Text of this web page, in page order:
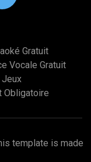
Gratuit
Vocale Gratuit
Jeux
Obligatoire
template is made